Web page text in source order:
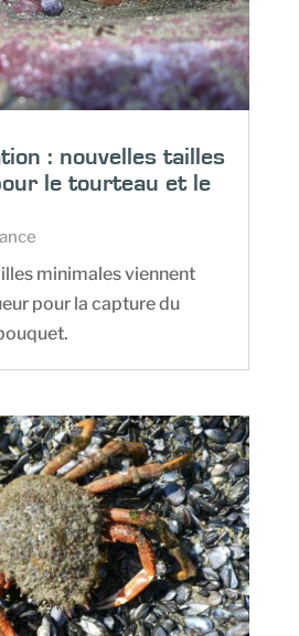
: nouvelles tailles
le tourteau et le
minimales viennent
pour la capture du